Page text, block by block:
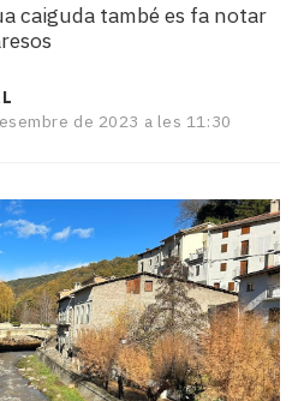
caiguda també es fa notar
de 2023 a les 11:30